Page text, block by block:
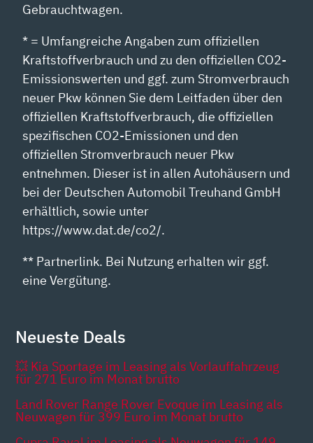
Gebrauchtwagen.
* = Umfangreiche Angaben zum offiziellen
Kraftstoffverbrauch und zu den offiziellen CO2-
Emissionswerten und ggf. zum Stromverbrauch
neuer Pkw können Sie dem Leitfaden über den
offiziellen Kraftstoffverbrauch, die offiziellen
spezifischen CO2-Emissionen und den
offiziellen Stromverbrauch neuer Pkw
entnehmen. Dieser ist in allen Autohäusern und
bei der Deutschen Automobil Treuhand GmbH
erhältlich, sowie unter
https://www.dat.de/co2/.
** Partnerlink. Bei Nutzung erhalten wir ggf.
eine Vergütung.
Neueste Deals
💥 Kia Sportage im Leasing als Vorlauffahrzeug
für 271 Euro im Monat brutto
Land Rover Range Rover Evoque im Leasing als
Neuwagen für 399 Euro im Monat brutto